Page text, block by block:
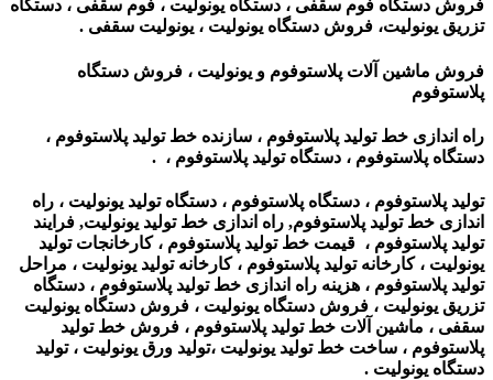
فروش دستگاه فوم سقفی ، دستگاه یونولیت ، فوم سقفی ، دستگاه
تزریق یونولیت، فروش دستگاه یونولیت ، یونولیت سقفی .
فروش ماشین آلات پلاستوفوم و یونولیت ، فروش دستگاه
پلاستوفوم
راه اندازی خط تولید پلاستوفوم ، سازنده خط تولید پلاستوفوم ،
دستگاه پلاستوفوم ، دستگاه تولید پلاستوفوم ، .
تولید پلاستوفوم ، دستگاه پلاستوفوم ، دستگاه تولید یونولیت ، راه
اندازی خط تولید پلاستوفوم, راه اندازی خط تولید یونولیت, فرایند
تولید پلاستوفوم ، قیمت خط تولید پلاستوفوم ، کارخانجات تولید
یونولیت ، کارخانه تولید پلاستوفوم ، کارخانه تولید یونولیت ، مراحل
تولید پلاستوفوم ، هزینه راه اندازی خط تولید پلاستوفوم ، دستگاه
تزریق یونولیت ، فروش دستگاه یونولیت ، فروش دستگاه یونولیت
سقفی ، ماشین آلات خط تولید پلاستوفوم ، فروش خط تولید
پلاستوفوم ، ساخت خط تولید یونولیت ،تولید ورق یونولیت ، تولید
دستگاه یونولیت .